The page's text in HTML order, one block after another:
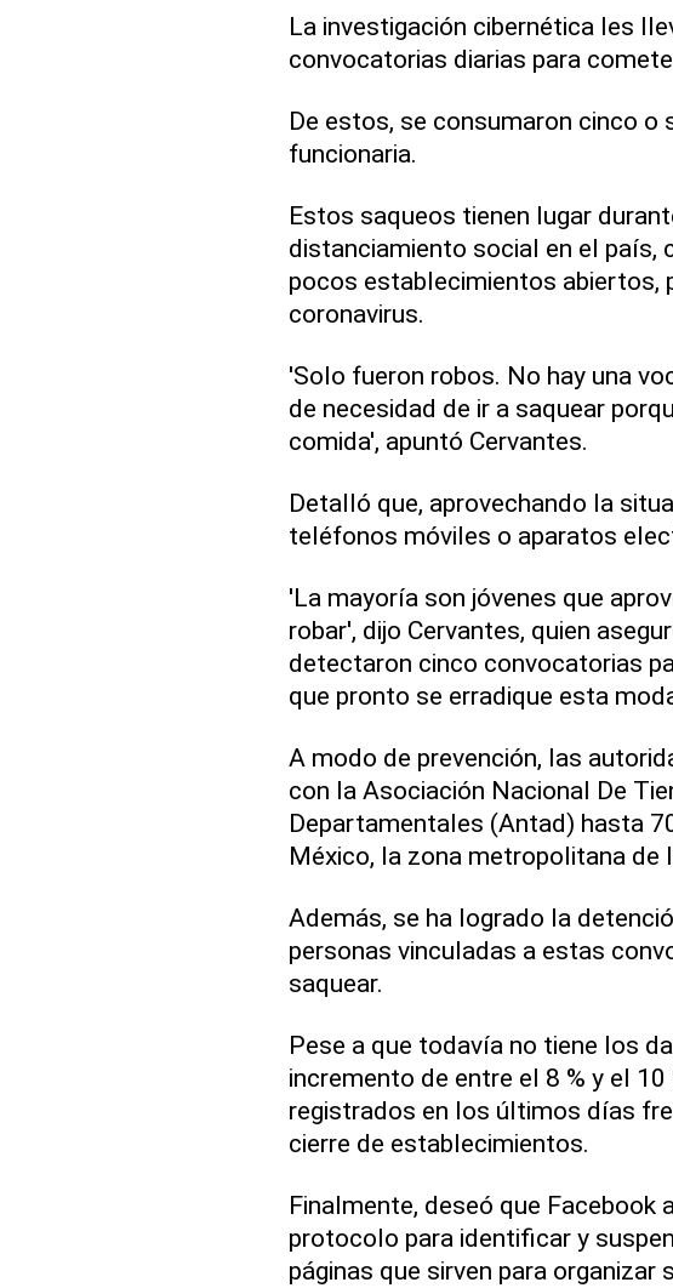
La investigación cibernética les
convocatorias diarias para
De estos, se consumaron cinco o
funcionaria.
Estos saqueos tienen lugar
distanciamiento social en el país,
pocos establecimientos abiertos,
coronavirus.
'Solo fueron robos. No hay una
de necesidad de ir a saquear
comida', apuntó Cervantes.
Detalló que, aprovechando la
teléfonos móviles o aparatos
'La mayoría son jóvenes que
robar', dijo Cervantes, quien
detectaron cinco convocatorias
que pronto se erradique esta
A modo de prevención, las
con la Asociación Nacional De
Departamentales (Antad) hasta
México, la zona metropolitana de
Además, se ha logrado la
personas vinculadas a estas
saquear.
Pese a que todavía no tiene los
incremento de entre el 8 % y el
registrados en los últimos días
cierre de establecimientos.
Finalmente, deseó que Facebook
protocolo para identificar y
páginas que sirven para organizar